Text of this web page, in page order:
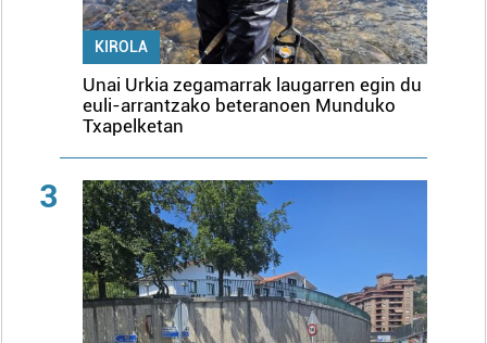
KIROLA
Unai Urkia zegamarrak laugarren egin du
euli-arrantzako beteranoen Munduko
Txapelketan
3